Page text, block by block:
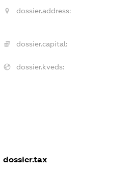
dossier.address:
dossier.capital:
dossier.kveds:
dossier.tax